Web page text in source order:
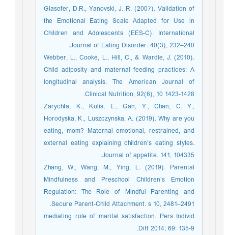
Glasofer, D.R., Yanovski, J. R. (2007). Validation of
the Emotional Eating Scale Adapted for Use in
Children and Adolescents (EES-C). International
Journal of Eating Disorder. 40(3), 232–240.
Webber, L., Cooke, L., Hill, C., & Wardle, J. (2010).
Child adiposity and maternal feeding practices: A
longitudinal analysis. The American Journal of
Clinical Nutrition, 92(6), 10 1423-1428.
Zarychta, K., Kulis, E., Gan, Y., Chan, C. Y.,
Horodyska, K., Luszczynska, A. (2019). Why are you
eating, mom? Maternal emotional, restrained, and
external eating explaining children’s eating styles.
Journal of appetite. 141, 104335.
Zhang, W., Wang, M., Ying, L. (2019). Parental
Mindfulness and Preschool Children’s Emotion
Regulation: The Role of Mindful Parenting and
Secure Parent-Child Attachment. s 10, 2481–2491.
mediating role of marital satisfaction. Pers Individ
Diff 2014; 69: 135-9.